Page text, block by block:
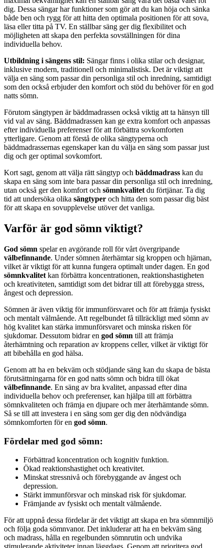
dig. Dessa sängar har funktioner som gör att du kan höja och sänka
både ben och rygg för att hitta den optimala positionen för att sova,
läsa eller titta på TV. En ställbar säng ger dig flexibilitet och
möjligheten att skapa den perfekta sovställningen för dina
individuella behov.
Utbildning i sängens stil: Sängar finns i olika stilar och designar,
inklusive modern, traditionell och minimalistisk. Det är viktigt att
välja en säng som passar din personliga stil och inredning, samtidigt
som den också erbjuder den komfort och stöd du behöver för en god
natts sömn.
Förutom sängtypen är bäddmadrassen också viktig att ta hänsyn till
vid val av säng. Bäddmadrassen kan ge extra komfort och anpassas
efter individuella preferenser för att förbättra sovkomforten
ytterligare. Genom att förstå de olika sängtyperna och
bäddmadrassernas egenskaper kan du välja en säng som passar just
dig och ger optimal sovkomfort.
Kort sagt, genom att välja rätt sängtyp och bäddmadrass kan du
skapa en säng som inte bara passar din personliga stil och inredning,
utan också ger den komfort och sömnkvalitet du förtjänar. Ta dig
tid att undersöka olika sängtyper och hitta den som passar dig bäst
för att skapa en sovupplevelse utöver det vanliga.
Varför är god sömn viktigt?
God sömn spelar en avgörande roll för vårt övergripande
välbefinnande. Under sömnen återhämtar sig kroppen och hjärnan,
vilket är viktigt för att kunna fungera optimalt under dagen. En god
sömnkvalitet kan förbättra koncentrationen, reaktionshastigheten
och kreativiteten, samtidigt som det bidrar till att förebygga stress,
ångest och depression.
Sömnen är även viktig för immunförsvaret och för att främja fysiskt
och mentalt välmående. Att regelbundet få tillräckligt med sömn av
hög kvalitet kan stärka immunförsvaret och minska risken för
sjukdomar. Dessutom bidrar en god sömn till att främja
återhämtning och reparation av kroppens celler, vilket är viktigt för
att bibehålla en god hälsa.
Genom att ha en bekväm och stödjande säng kan du skapa de bästa
förutsättningarna för en god natts sömn och bidra till ökat
välbefinnande. En säng av bra kvalitet, anpassad efter dina
individuella behov och preferenser, kan hjälpa till att förbättra
sömnkvaliteten och främja en djupare och mer återhämtande sömn.
Så se till att investera i en säng som ger dig den nödvändiga
sömnkomforten för en god sömn.
Fördelar med god sömn:
Förbättrad koncentration och kognitiv funktion.
Ökad reaktionshastighet och kreativitet.
Minskat stressnivå och förebyggande av ångest och
depression.
Stärkt immunförsvar och minskad risk för sjukdomar.
Främjande av fysiskt och mentalt välmående.
För att uppnå dessa fördelar är det viktigt att skapa en bra sömnmiljö
och följa goda sömnvanor. Det inkluderar att ha en bekväm säng
och madrass, hålla en regelbunden sömnrutin och undvika